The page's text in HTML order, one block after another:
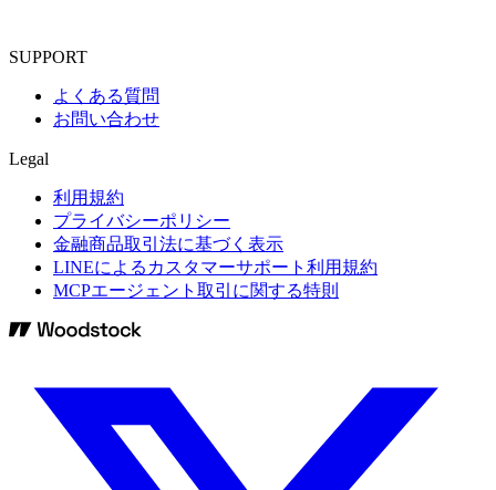
SUPPORT
よくある質問
お問い合わせ
Legal
利用規約
プライバシーポリシー
金融商品取引法に基づく表示
LINEによるカスタマーサポート利用規約
MCPエージェント取引に関する特則